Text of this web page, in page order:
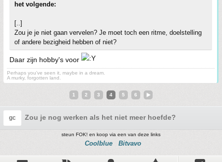
het volgende:
[..]
Zou je je niet gaan vervelen? Je moet toch een ritme, doelstelling
of andere bezigheid hebben of niet?
Daar zijn hobby's voor
Perhaps you've seen it, maybe in a dream.
A murky, forgotten land.
1 2 3 4 5 6
gc Zou je nog werken als het niet meer hoefde?
steun FOK! en koop via een van deze links
Coolblue Bitvavo